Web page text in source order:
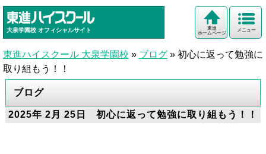
大泉学園校 オフィシャルサイト メニュー
東進
ホームページ
東進ハイスクール 大泉学園校 » ブログ » 初心に返って勉強に
取り組もう！！
ブログ
2025年 2月 25日 初心に返って勉強に取り組もう！！